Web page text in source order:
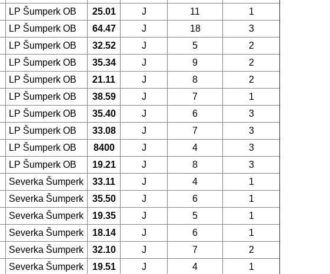
LP Šumperk OB 25.01 J 11
1
LP Šumperk OB 64.47 J 18
3
LP Šumperk OB 32.52 J 5
2
LP Šumperk OB 35.34 J 9
2
LP Šumperk OB 21.11 J 8
2
LP Šumperk OB 38.59 J 7
1
LP Šumperk OB 35.40 J 6
3
LP Šumperk OB 33.08 J 7
3
LP Šumperk OB 8400 J 4
3
LP Šumperk OB 19.21 J 8
3
Severka Šumperk 33.11 J 4
1
Severka Šumperk 35.50 J 6
1
Severka Šumperk 19.35 J 5
1
Severka Šumperk 18.14 J 6
1
Severka Šumperk 32.10 J 7
2
Severka Šumperk 19.51 J 4
1